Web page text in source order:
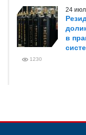
24
в
1230